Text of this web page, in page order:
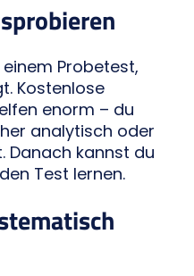
Probetest,
Kostenlose
enorm – du
analytisch oder
kannst du
Test lernen.